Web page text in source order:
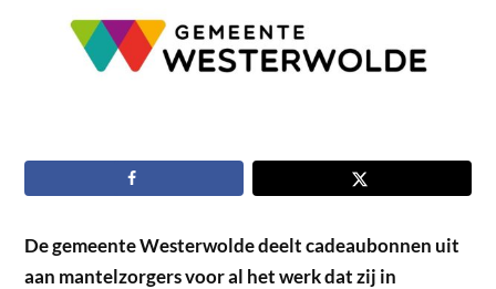
De gemeente Westerwolde deelt cadeaubonnen uit
aan mantelzorgers voor al het werk dat zij in